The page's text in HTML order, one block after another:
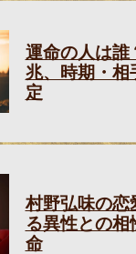
運命の人は誰
兆、時期・相
定
村野弘味の恋
る異性との相
命